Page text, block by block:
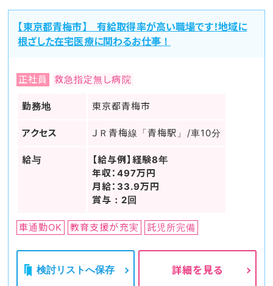
【東京都青梅市】 有給取得率が高い職場です！地域に
根ざした在宅医療に関わるお仕事！
正社員 救急指定無し病院
勤務地 東京都青梅市
アクセス ＪＲ青梅線「青梅駅」/車10分
給与
【給与例】経験8年
年収：497万円
月給：33.9万円
賞与：2回
車通勤OK 教育支援が充実 託児所完備
検討リストへ保存 詳細を見る